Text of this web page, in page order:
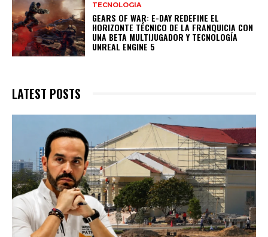
TECNOLOGIA
GEARS OF WAR: E-DAY REDEFINE EL
HORIZONTE TÉCNICO DE LA FRANQUICIA CON
UNA BETA MULTIJUGADOR Y TECNOLOGÍA
UNREAL ENGINE 5
LATEST POSTS